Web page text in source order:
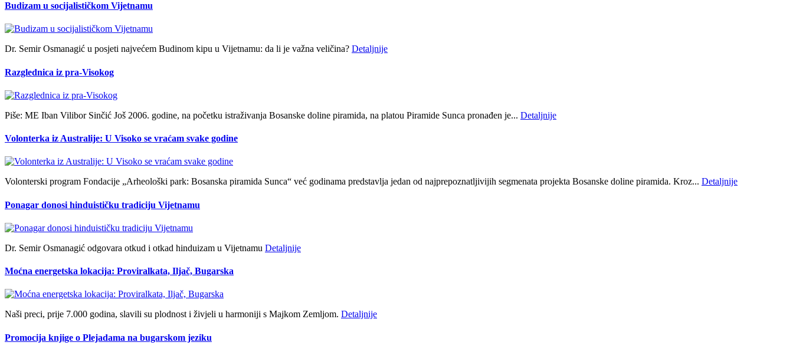
Budizam u socijalističkom Vijetnamu
Dr. Semir Osmanagić u posjeti najvećem Budinom kipu u Vijetnamu: da li je važna veličina? Detaljnije
Razglednica iz pra-Visokog
Piše: ME Iban Vilibor Sinčić Još 2006. godine, na početku istraživanja Bosanske doline piramida, na platou Piramide Sunca pronađen je... Detaljnije
Volonterka iz Australije: U Visoko se vraćam svake godine
Volonterski program Fondacije „Arheološki park: Bosanska piramida Sunca“ već godinama predstavlja jedan od najprepoznatljivijih segmenata projekta Bosanske doline piramida. Kroz... Detaljnije
Ponagar donosi hinduističku tradiciju Vijetnamu
Dr. Semir Osmanagić odgovara otkud i otkad hinduizam u Vijetnamu Detaljnije
Moćna energetska lokacija: Proviralkata, Iljač, Bugarska
Naši preci, prije 7.000 godina, slavili su plodnost i živjeli u harmoniji s Majkom Zemljom. Detaljnije
Promocija knjige o Plejadama na bugarskom jeziku